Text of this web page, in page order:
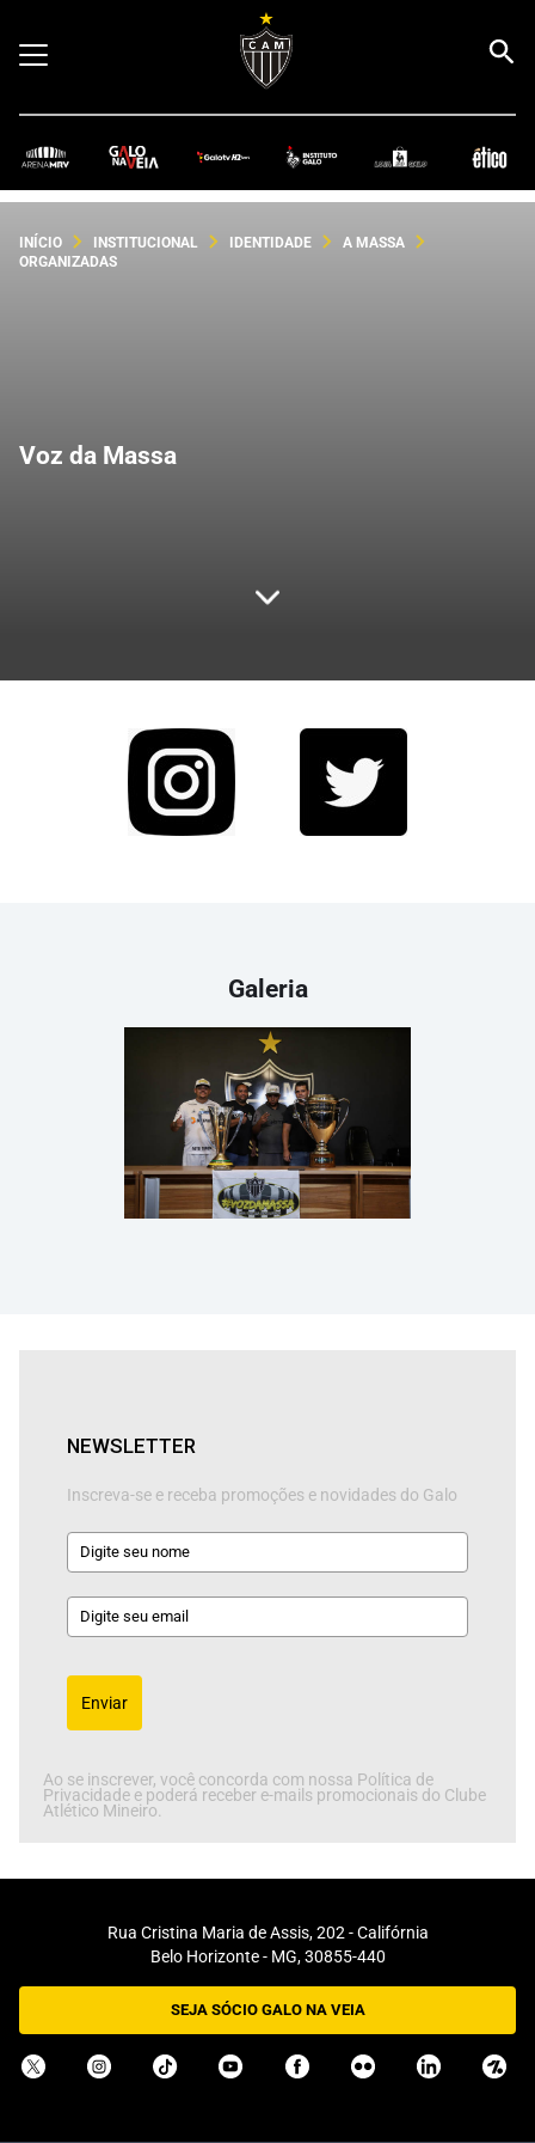
INÍCIO INSTITUCIONAL IDENTIDADE
A MASSA
ORGANIZADAS
Voz da Massa
Galeria
NEWSLETTER
Inscreva-se e receba promoções e novidades do Galo
Enviar
Ao se inscrever, você concorda com nossa Política de
Privacidade e poderá receber e-mails promocionais do Clube
Atlético Mineiro.
Rua Cristina Maria de Assis, 202 - Califórnia
Belo Horizonte - MG, 30855-440
SEJA SÓCIO GALO NA VEIA